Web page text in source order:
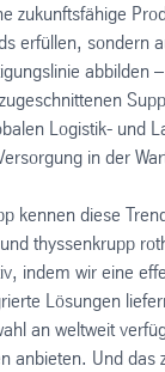
zukunftsfähige
erfüllen, sondern
abbilden
Logistik- und
in der
kennen diese
thyssenkrupp
indem wir eine
Lösungen
an weltweit
anbieten. Und das